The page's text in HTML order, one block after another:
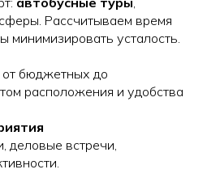
Рассчитываем время
минимизировать усталость.
бюджетных до
расположения и удобства
деловые встречи,